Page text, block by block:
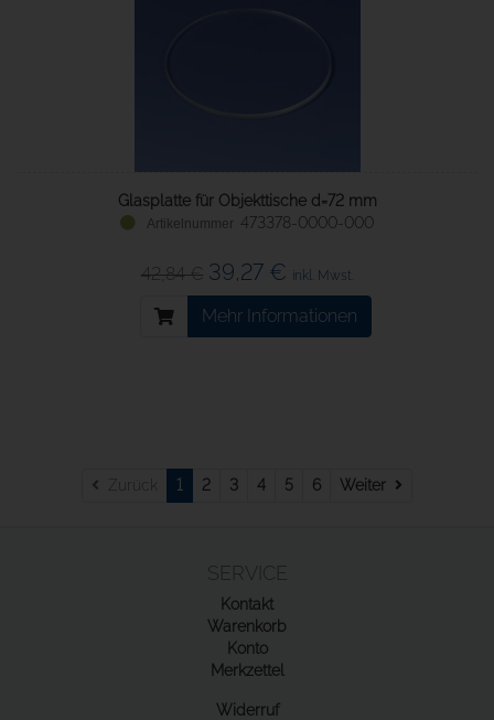
Glasplatte für Objekttische d=72 mm
473378-0000-000
42,84 € 39,27 € inkl. Mwst.
Mehr Informationen
Zurück 1 2 3 4 5 6 Weiter
SERVICE
Kontakt
Warenkorb
Konto
Merkzettel
Widerruf